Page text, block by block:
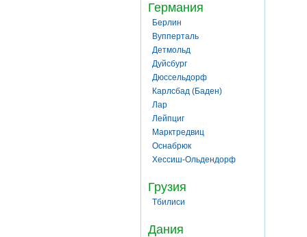
Германия
Берлин
Вупперталь
Детмольд
Дуйсбург
Дюссельдорф
Карлсбад (Баден)
Лар
Лейпциг
Марктредвиц
Оснабрюк
Хессиш-Ольдендорф
Грузия
Тбилиси
Дания